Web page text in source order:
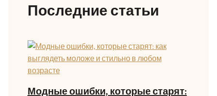
Последние статьи
Модные ошибки, которые старят: